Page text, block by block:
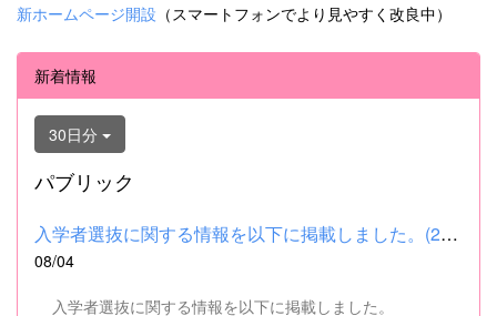
新ホームページ開設 （スマートフォンでより見やすく改良中）
新着情報
30日分
パブリック
入学者選抜に関する情報を以下に掲載しました。(2026.8.4) ■令和...
08/04
入学者選抜に関する情報を以下に掲載しました。